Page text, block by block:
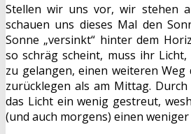
Stellen wir uns vor, wir stehen
schauen uns dieses Mal den
Sonne „versinkt“ hinter dem
so schräg scheint, muss ihr
zu gelangen, einen weiteren
zurücklegen als am Mittag.
das Licht ein wenig gestreut,
(und auch morgens) einen